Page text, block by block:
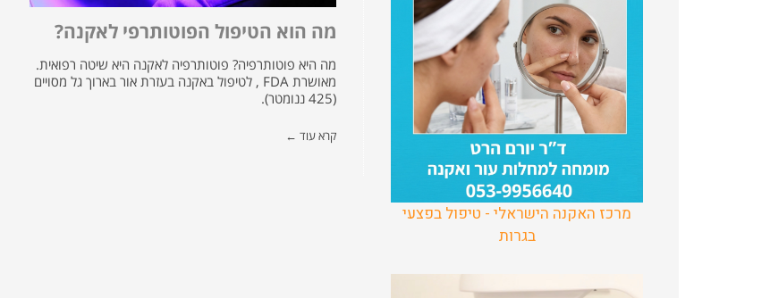
מה הוא הטיפול הפוטותרפי לאקנה?
מה היא פוטותרפיה? פוטותרפיה לאקנה היא שיטה רפואית.
מאושרת FDA , לטיפול באקנה בעזרת אור בארוך גל מסויים
(425 ננומטר).
קרא עוד ←
מרכז האקנה הישראלי - טיפול בפצעי
בגרות